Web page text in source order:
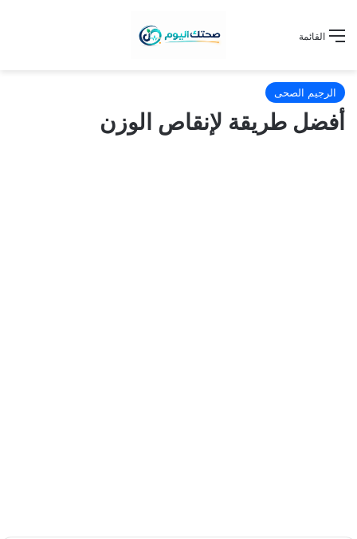
القائمة
الرجيم الصحى
أفضل طريقة لإنقاص الوزن